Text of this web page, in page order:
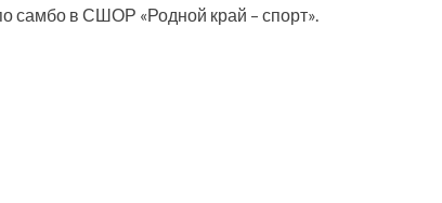
самбо в СШОР «Родной край – спорт».